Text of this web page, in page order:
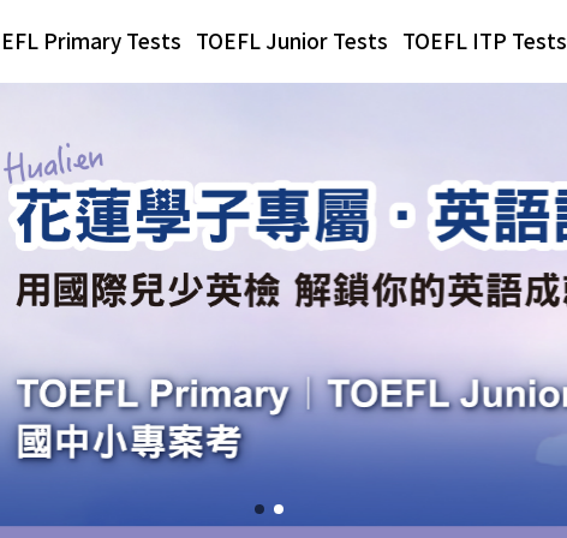
Primary Tests TOEFL Junior Tests TOEFL ITP Tests